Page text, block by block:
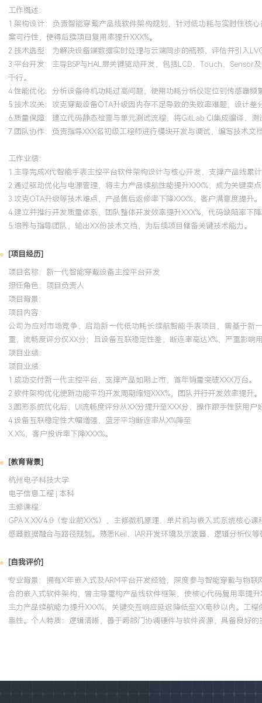
工作概述：
1.架构设计：负责智能穿戴产品线软件架构规划，针对低功耗与实时性核
案可行性，使得后续项目复用率提升XXX%。
2.技术选型：为解决设备端数据实时处理与云端同步的瓶颈，评估并引入
3.平台开发：主导BSP与HAL层关键驱动开发，包括LCD、Touch、
千行。
4.性能优化：分析设备待机功耗过高问题，使用功耗分析仪定位到传感器
5.技术攻关：攻克穿戴设备OTA升级因内存不足导致的失败率难题，设计
6.质量保障：建立代码静态检查与单元测试流程，将GitLab CI集成编译、
7.团队协作：负责指导XXX名初级工程师进行模块开发与调试，编写技术
工作业绩：
1.主导完成X代智能手表主控平台软件架构设计与核心开发，支撑产品线累
2.通过驱动优化与电源管理，将主力产品续航性能提升XXX%，成为关键卖
3.攻克OTA升级等技术难点，产品售后返修率下降XXX%，客户满意度提升。
4.建立并推行开发质量体系，团队整体开发效率提升XXX%，代码缺陷率下降
5.培养与指导团队，输出XX份技术文档，为后续项目储备关键技术能力。
[项目经历]
项目名称：新一代智能穿戴设备主控平台开发
担任角色： 项目负责人
项目背景：
项目内容：
公司为应对市场竞争，启动新一代低功耗长续航智能手表项目，需基于新
重，流畅度评分仅XX分；且设备互联稳定性差，断连率高达X%，严重影响
项目业绩：
项目业绩：
1.成功交付新一代主控平台，支撑产品如期上市，首年销量突破XXX万台。
2.软件架构优化使新功能平均开发周期缩短XXX%，团队并行开发效率提升。
3.图形系统优化后，UI流畅度评分从XX分提升至XXX分，操作跟手性获用户
4.设备互联稳定性大幅增强，蓝牙平均断连率从X%降至
X.X%，客户投诉率下降XXX%。
[教育背景]
杭州电子科技大学
电子信息工程 | 本科
主修课程：
GPA X.XX/4.0（专业前XX%），主修微机原理、单片机与嵌入式系统核心
感器数据融合与路径规划。熟悉Keil、IAR开发环境及示波器、逻辑分析仪
[自我评价]
专业背景：拥有X年嵌入式及ARM平台开发经验，深度参与智能穿戴与物
合的嵌入式软件架构，曾主导重构产品线软件框架，使核心代码复用率提
主力产品续航能力提升XXX%，关键交互响应延迟降低至XX毫秒以内。工
靠性。个人特质：逻辑清晰，善于跨部门协调硬件与软件资源，具备良好